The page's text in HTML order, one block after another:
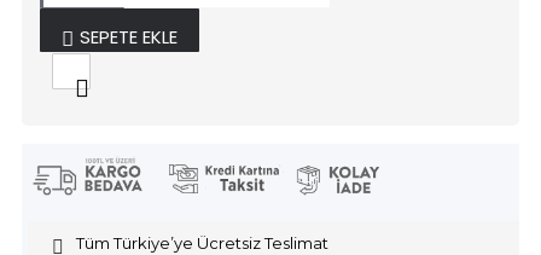
SEPETE EKLE
Tüm Türkiye’ye Ücretsiz Teslimat